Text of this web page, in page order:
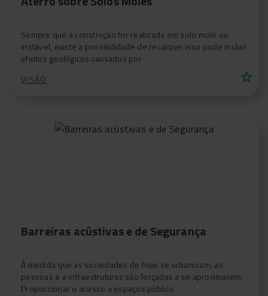
Sempre que a construção for realizada em solo mole ou
instável, existe a possibilidade de recalque: isso pode incluir
efeitos geológicos causados por
VISÃO
star
Barreiras acústivas e de Segurança
À medida que as sociedades de hoje se urbanizam, as
pessoas e a infraestruturas são forçadas a se aproximarem.
Proporcionar o acesso a espaços público